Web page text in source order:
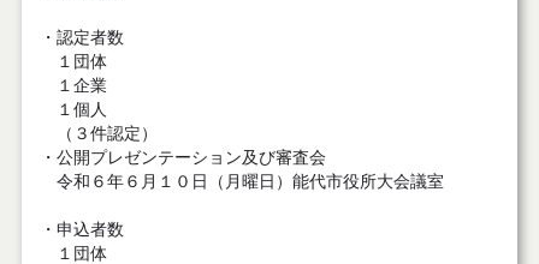
・認定者数
１団体
１企業
１個人
（３件認定）
・公開プレゼンテーション及び審査会
令和６年６月１０日（月曜日）能代市役所大会議室
・申込者数
１団体